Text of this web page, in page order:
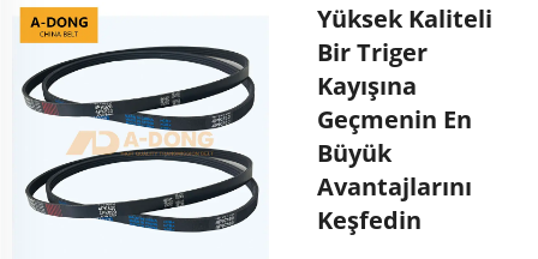
Yüksek Kaliteli
Bir Triger
Kayışına
Geçmenin En
Büyük
Avantajlarını
Keşfedin